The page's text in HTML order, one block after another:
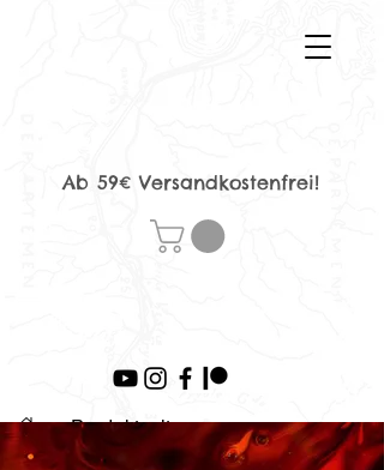
Ab 59€ Versandkostenfrei!
> Produktseite